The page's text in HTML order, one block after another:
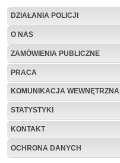
DZIAŁANIA POLICJI
O NAS
ZAMÓWIENIA PUBLICZNE
PRACA
KOMUNIKACJA WEWNĘTRZNA
STATYSTYKI
KONTAKT
OCHRONA DANYCH